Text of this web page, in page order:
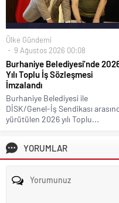
Ülke Gündemi
9 Ağustos 2026 00:08
Burhaniye Belediyesi’nde
Yılı Toplu İş Sözleşmesi
İmzalandı
Burhaniye Belediyesi ile
DİSK/Genel-İş Sendikası
yürütülen 2026 yılı Toplu...
YORUMLAR